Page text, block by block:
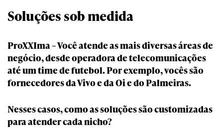
Soluções sob medida
ProXXIma – Você atende as mais diversas áreas de
negócio, desde operadora de telecomunicações
até um time de futebol. Por exemplo, vocês são
fornecedores da Vivo e da Oi e do Palmeiras.
Nesses casos, como as soluções são customizadas
para atender cada nicho?